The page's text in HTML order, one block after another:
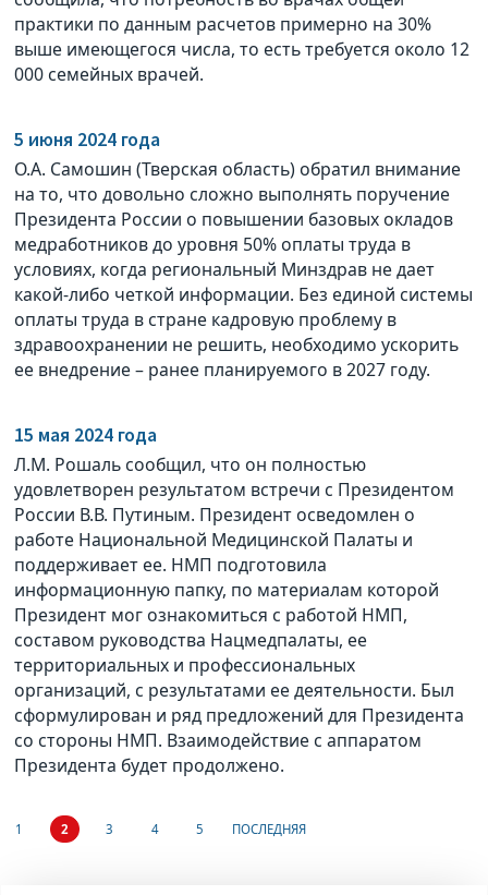
практики по данным расчетов примерно на 30%
выше имеющегося числа, то есть требуется около 12
000 семейных врачей.
5 июня 2024 года
О.А. Самошин (Тверская область) обратил внимание
на то, что довольно сложно выполнять поручение
Президента России о повышении базовых окладов
медработников до уровня 50% оплаты труда в
условиях, когда региональный Минздрав не дает
какой-либо четкой информации. Без единой системы
оплаты труда в стране кадровую проблему в
здравоохранении не решить, необходимо ускорить
ее внедрение – ранее планируемого в 2027 году.
15 мая 2024 года
Л.М. Рошаль сообщил, что он полностью
удовлетворен результатом встречи с Президентом
России В.В. Путиным. Президент осведомлен о
работе Национальной Медицинской Палаты и
поддерживает ее. НМП подготовила
информационную папку, по материалам которой
Президент мог ознакомиться с работой НМП,
составом руководства Нацмедпалаты, ее
территориальных и профессиональных
организаций, с результатами ее деятельности. Был
сформулирован и ряд предложений для Президента
со стороны НМП. Взаимодействие с аппаратом
Президента будет продолжено.
1 2 3 4 5 ПОСЛЕДНЯЯ